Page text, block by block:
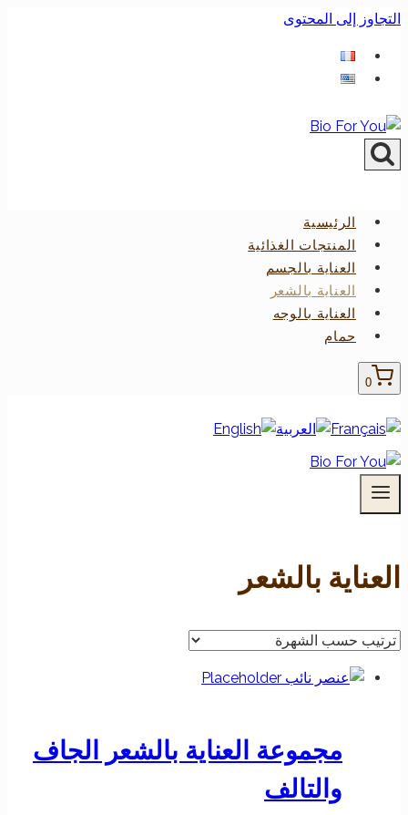
التجاوز إلى المحتوى
الرئيسية
المنتجات الغذائية
العناية بالجسم
العناية بالشعر
العناية بالوجه
حمام
0
العناية بالشعر
مجموعة العناية بالشعر الجاف
والتالف